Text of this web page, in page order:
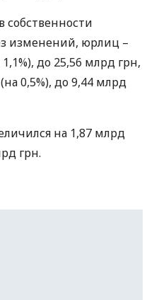
в собственности
изменений, юрлиц –
до 25,56 млрд грн,
0,5%), до 9,44 млрд
на 1,87 млрд
грн.